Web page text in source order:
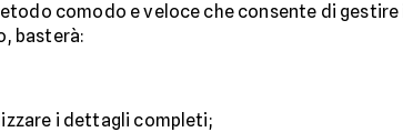
comodo e veloce che consente di
basterà:
i dettagli completi;